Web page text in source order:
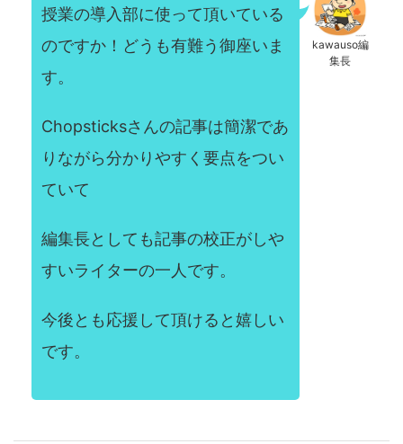
kawauso編
集長
授業の導入部に使って頂いている
のですか！どうも有難う御座いま
す。
Chopsticksさんの記事は簡潔であ
りながら分かりやすく要点をつい
ていて
編集長としても記事の校正がしや
すいライターの一人です。
今後とも応援して頂けると嬉しい
です。